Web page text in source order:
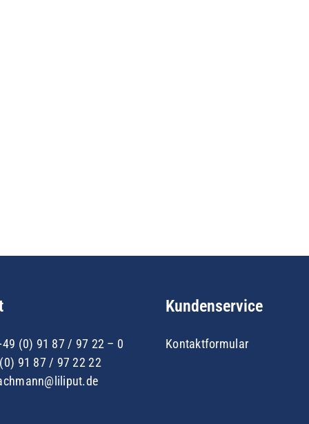
(0) 91 87 / 97 22 – 0
91 87 / 97 22 22
Kundenservice
Kontaktformular